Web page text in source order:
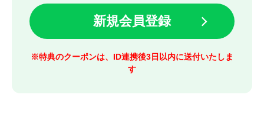
新規会員登録
※特典のクーポンは、ID連携後3日以内に送付いたしま
す